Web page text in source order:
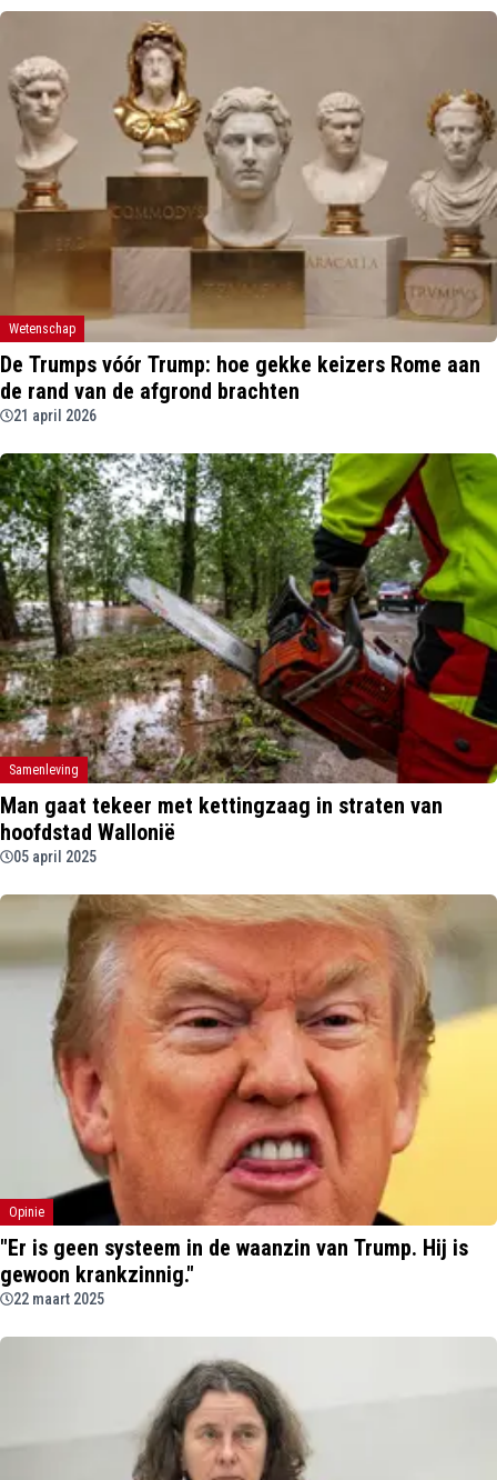
Wetenschap
De Trumps vóór Trump: hoe gekke keizers Rome aan
de rand van de afgrond brachten
21 april 2026
Samenleving
Man gaat tekeer met kettingzaag in straten van
hoofdstad Wallonië
05 april 2025
Opinie
"Er is geen systeem in de waanzin van Trump. Hij is
gewoon krankzinnig."
22 maart 2025